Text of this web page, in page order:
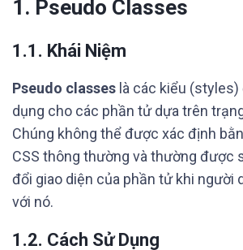
1. Pseudo Classes
1.1. Khái Niệm
Pseudo classes là các kiểu
dụng cho các phần tử dựa trên
Chúng không thể được xác định
CSS thông thường và thường được
đổi giao diện của phần tử khi người
với nó.
1.2. Cách Sử Dụng